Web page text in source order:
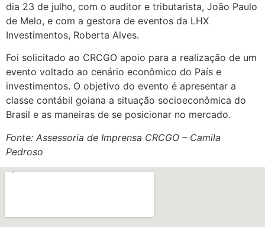
dia 23 de julho, com o auditor e tributarista, João Paulo
de Melo, e com a gestora de eventos da LHX
Investimentos, Roberta Alves.
Foi solicitado ao CRCGO apoio para a realização de um
evento voltado ao cenário econômico do País e
investimentos. O objetivo do evento é apresentar a
classe contábil goiana a situação socioeconômica do
Brasil e as maneiras de se posicionar no mercado.
Fonte: Assessoria de Imprensa CRCGO – Camila
Pedroso